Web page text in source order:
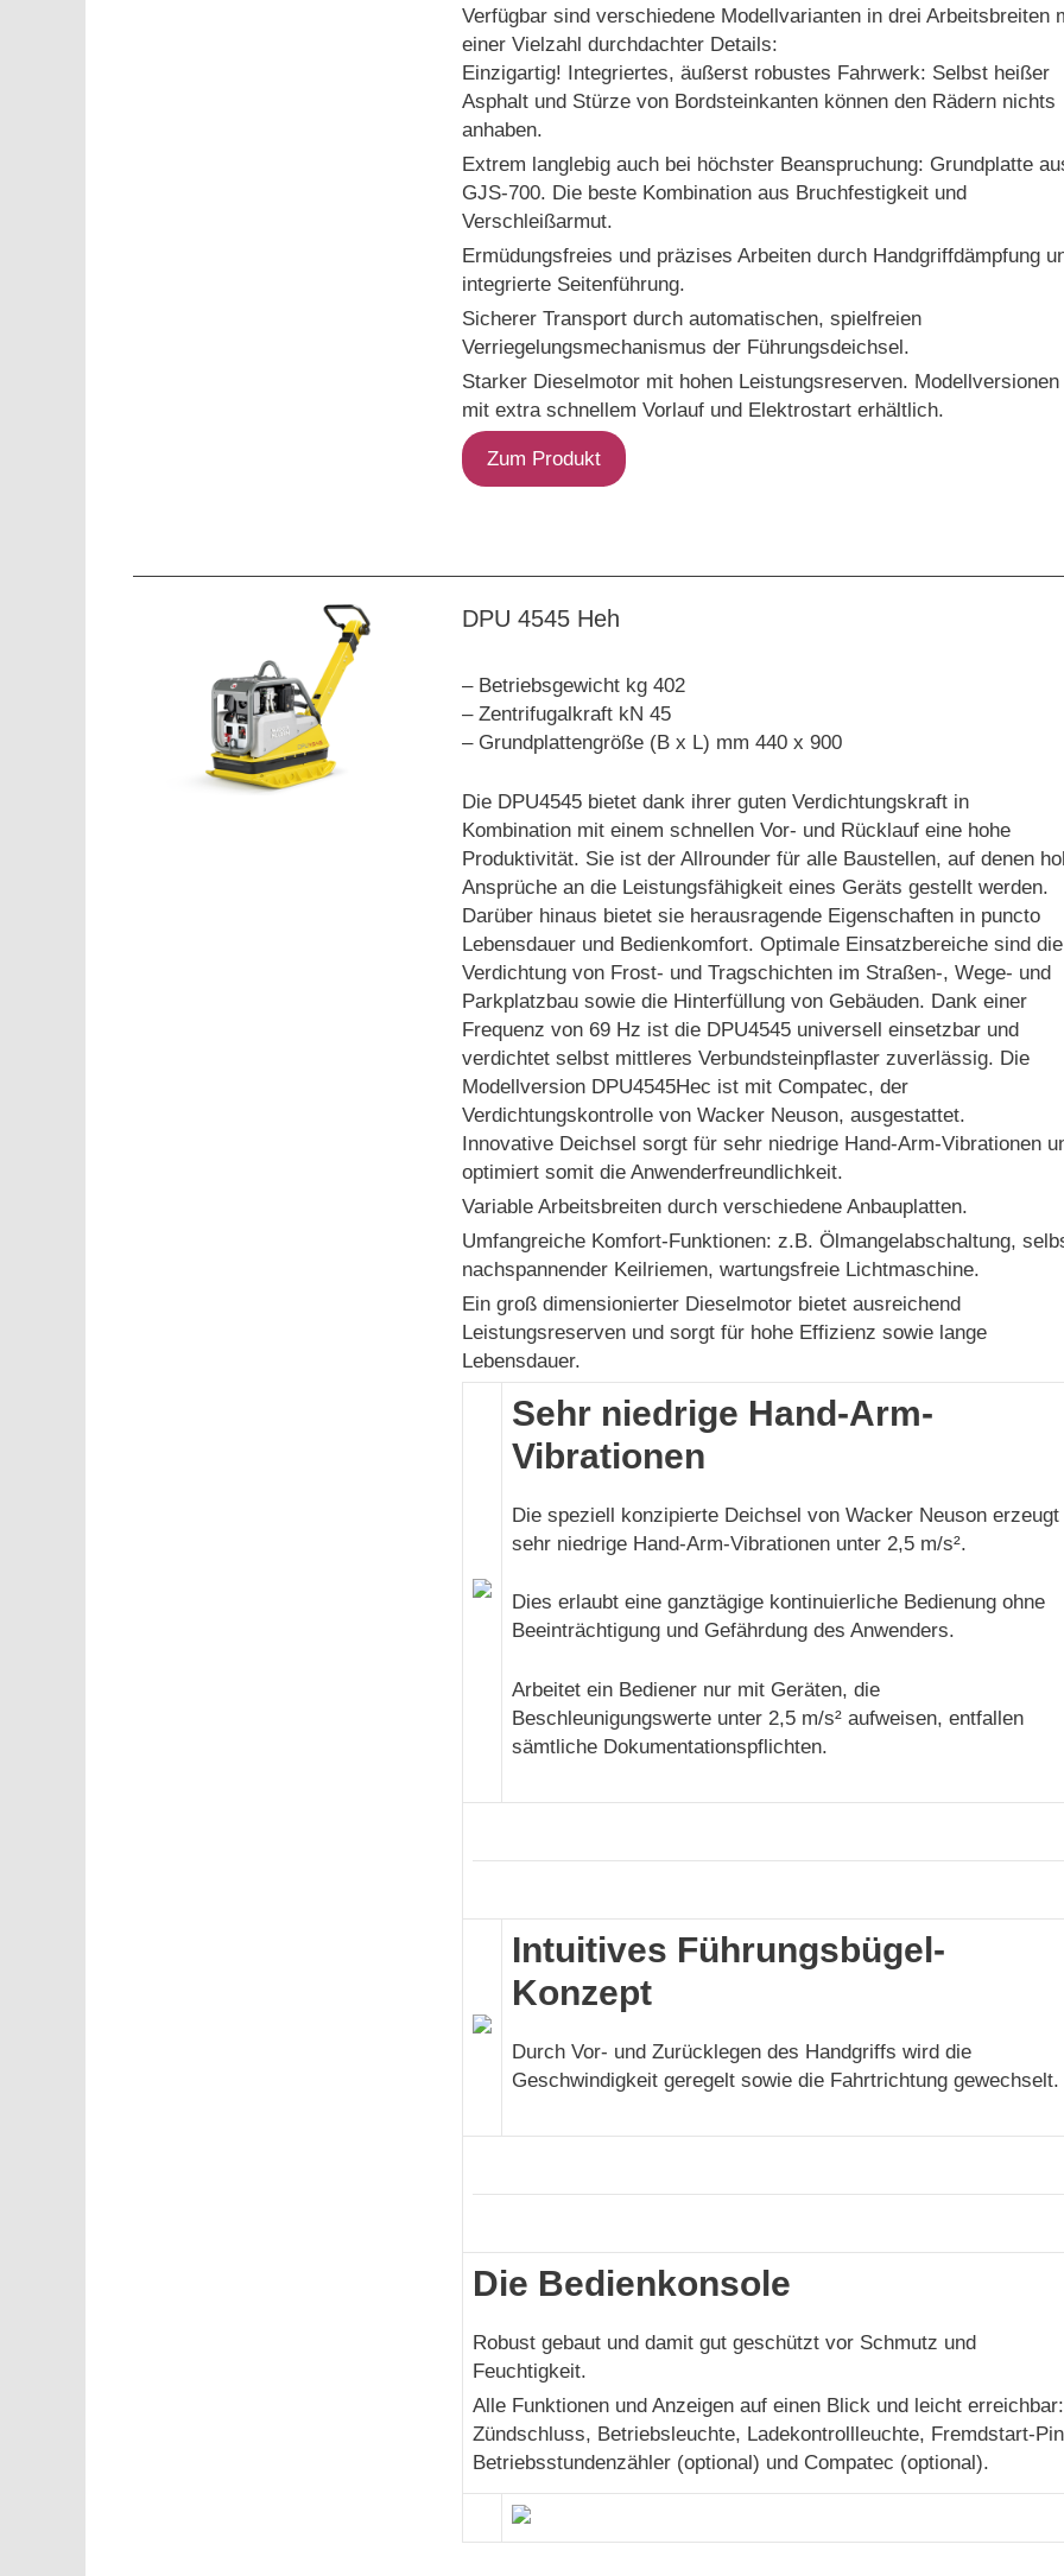
Verfügbar sind verschiedene Modellvarianten in drei Arbeitsbreiten
einer Vielzahl durchdachter Details:
Einzigartig! Integriertes, äußerst robustes Fahrwerk: Selbst heißer
Asphalt und Stürze von Bordsteinkanten können den Rädern nichts
anhaben.
Extrem langlebig auch bei höchster Beanspruchung: Grundplatte
GJS-700. Die beste Kombination aus Bruchfestigkeit und
Verschleißarmut.
Ermüdungsfreies und präzises Arbeiten durch Handgriffdämpfung
integrierte Seitenführung.
Sicherer Transport durch automatischen, spielfreien
Verriegelungsmechanismus der Führungsdeichsel.
Starker Dieselmotor mit hohen Leistungsreserven. Modellversionen
mit extra schnellem Vorlauf und Elektrostart erhältlich.
Zum Produkt
DPU 4545 Heh
– Betriebsgewicht kg 402
– Zentrifugalkraft kN 45
– Grundplattengröße (B x L) mm 440 x 900
Die DPU4545 bietet dank ihrer guten Verdichtungskraft in
Kombination mit einem schnellen Vor- und Rücklauf eine hohe
Produktivität. Sie ist der Allrounder für alle Baustellen, auf denen
Ansprüche an die Leistungsfähigkeit eines Geräts gestellt werden.
Darüber hinaus bietet sie herausragende Eigenschaften in puncto
Lebensdauer und Bedienkomfort. Optimale Einsatzbereiche sind die
Verdichtung von Frost- und Tragschichten im Straßen-, Wege- und
Parkplatzbau sowie die Hinterfüllung von Gebäuden. Dank einer
Frequenz von 69 Hz ist die DPU4545 universell einsetzbar und
verdichtet selbst mittleres Verbundsteinpflaster zuverlässig. Die
Modellversion DPU4545Hec ist mit Compatec, der
Verdichtungskontrolle von Wacker Neuson, ausgestattet.
Innovative Deichsel sorgt für sehr niedrige Hand-Arm-Vibrationen
optimiert somit die Anwenderfreundlichkeit.
Variable Arbeitsbreiten durch verschiedene Anbauplatten.
Umfangreiche Komfort-Funktionen: z.B. Ölmangelabschaltung,
nachspannender Keilriemen, wartungsfreie Lichtmaschine.
Ein groß dimensionierter Dieselmotor bietet ausreichend
Leistungsreserven und sorgt für hohe Effizienz sowie lange
Lebensdauer.
Sehr niedrige Hand-Arm-
Vibrationen
Die speziell konzipierte Deichsel von Wacker Neuson erzeugt
sehr niedrige Hand-Arm-Vibrationen unter 2,5 m/s².
Dies erlaubt eine ganztägige kontinuierliche Bedienung ohne
Beeinträchtigung und Gefährdung des Anwenders.
Arbeitet ein Bediener nur mit Geräten, die
Beschleunigungswerte unter 2,5 m/s² aufweisen, entfallen
sämtliche Dokumentationspflichten.
Intuitives Führungsbügel-
Konzept
Durch Vor- und Zurücklegen des Handgriffs wird die
Geschwindigkeit geregelt sowie die Fahrtrichtung gewechselt.
Die Bedienkonsole
Robust gebaut und damit gut geschützt vor Schmutz und
Feuchtigkeit.
Alle Funktionen und Anzeigen auf einen Blick und leicht erreichbar:
Zündschluss, Betriebsleuchte, Ladekontrollleuchte, Fremdstart-
Betriebsstundenzähler (optional) und Compatec (optional).